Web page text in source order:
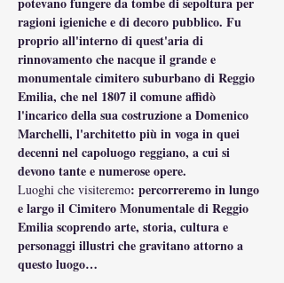
ragioni igieniche e di decoro pubblico. Fu
proprio all'interno di quest'aria di
rinnovamento che nacque il grande e
monumentale cimitero suburbano di Reggio
Emilia, che nel 1807 il comune affidò
l'incarico della sua costruzione a Domenico
Marchelli, l'architetto più in voga in quei
decenni nel capoluogo reggiano, a cui si
devono tante e numerose opere.
Luoghi che visiteremo: percorreremo in lungo
e largo il Cimitero Monumentale di Reggio
Emilia scoprendo arte, storia, cultura e
personaggi illustri che gravitano attorno a
questo luogo…